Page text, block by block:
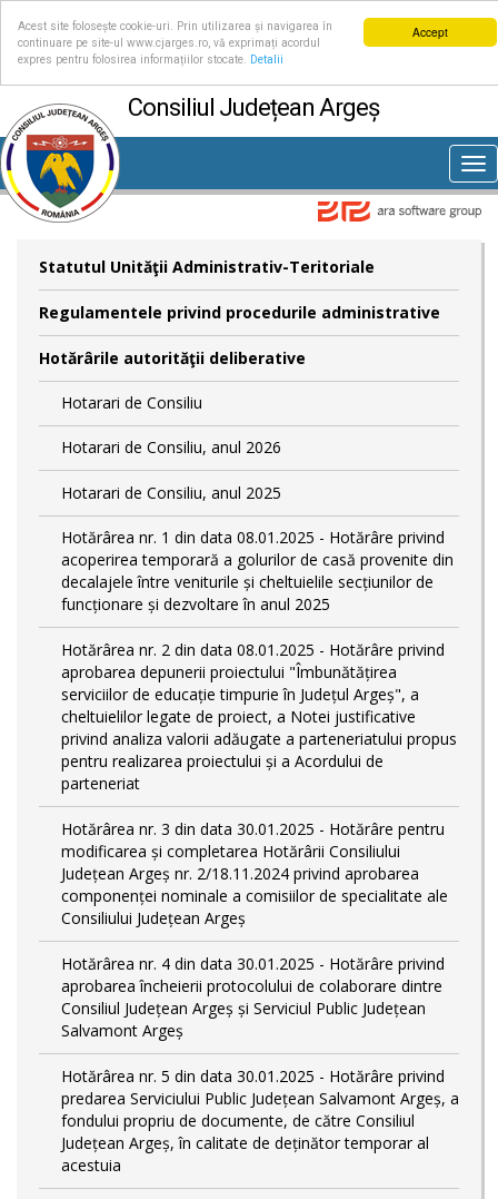
Accept
Acest site folosește cookie-uri. Prin utilizarea și navigarea în
continuare pe site-ul www.cjarges.ro, vă exprimați acordul
expres pentru folosirea informațiilor stocate.
Detalii
Consiliul Județean Argeș
Statutul Unităţii Administrativ-Teritoriale
Regulamentele privind procedurile administrative
Hotărârile autorităţii deliberative
Hotarari de Consiliu
Hotarari de Consiliu, anul 2026
Hotarari de Consiliu, anul 2025
Hotărârea nr. 1 din data 08.01.2025 - Hotărâre privind
acoperirea temporară a golurilor de casă provenite din
decalajele între veniturile și cheltuielile secțiunilor de
funcționare și dezvoltare în anul 2025
Hotărârea nr. 2 din data 08.01.2025 - Hotărâre privind
aprobarea depunerii proiectului "Îmbunătățirea
serviciilor de educație timpurie în Județul Argeș", a
cheltuielilor legate de proiect, a Notei justificative
privind analiza valorii adăugate a parteneriatului propus
pentru realizarea proiectului și a Acordului de
parteneriat
Hotărârea nr. 3 din data 30.01.2025 - Hotărâre pentru
modificarea și completarea Hotărârii Consiliului
Județean Argeș nr. 2/18.11.2024 privind aprobarea
componenței nominale a comisiilor de specialitate ale
Consiliului Județean Argeș
Hotărârea nr. 4 din data 30.01.2025 - Hotărâre privind
aprobarea încheierii protocolului de colaborare dintre
Consiliul Județean Argeș și Serviciul Public Județean
Salvamont Argeș
Hotărârea nr. 5 din data 30.01.2025 - Hotărâre privind
predarea Serviciului Public Județean Salvamont Argeș, a
fondului propriu de documente, de către Consiliul
Județean Argeș, în calitate de deținător temporar al
acestuia